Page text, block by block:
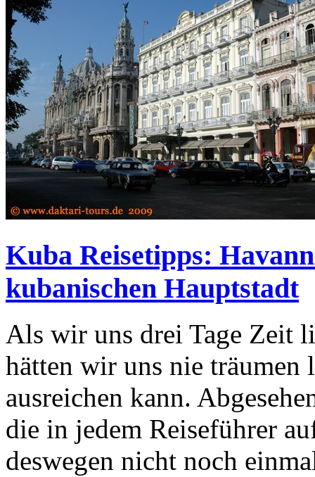
Kuba Reisetipps:
kubanischen Hauptstadt
Als wir uns drei Tage Zeit
hätten wir uns nie träumen
ausreichen kann.
die in jedem Reiseführer
deswegen nicht noch